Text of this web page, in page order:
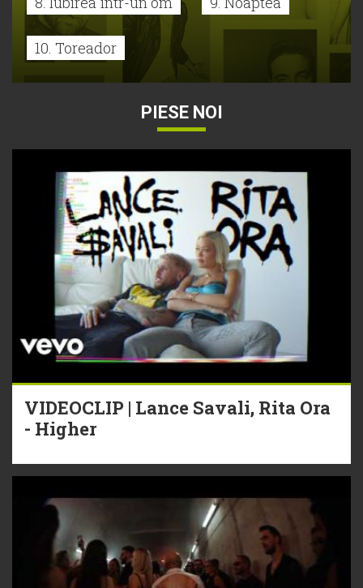
10. Toreador
PIESE NOI
VIDEOCLIP | Lance Savali, Rita Ora
- Higher